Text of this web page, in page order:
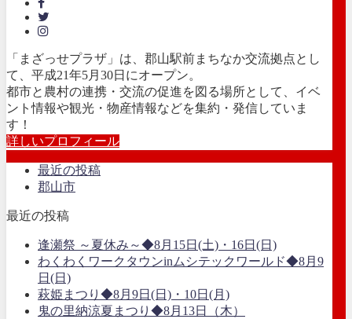
「まざっせプラザ」は、郡山駅前まちなか交流拠点とし
て、平成21年5月30日にオープン。
都市と農村の連携・交流の促進を図る場所として、イベ
ント情報や観光・物産情報などを集約・発信していま
す！
詳しいプロフィール
最近の投稿
郡山市
最近の投稿
逢瀬祭 ～夏休み～◆8月15日(土)・16日(日)
わくわくワークタウンinムシテックワールド◆8月9
日(日)
萩姫まつり◆8月9日(日)・10日(月)
鬼の里納涼夏まつり◆8月13日（木）